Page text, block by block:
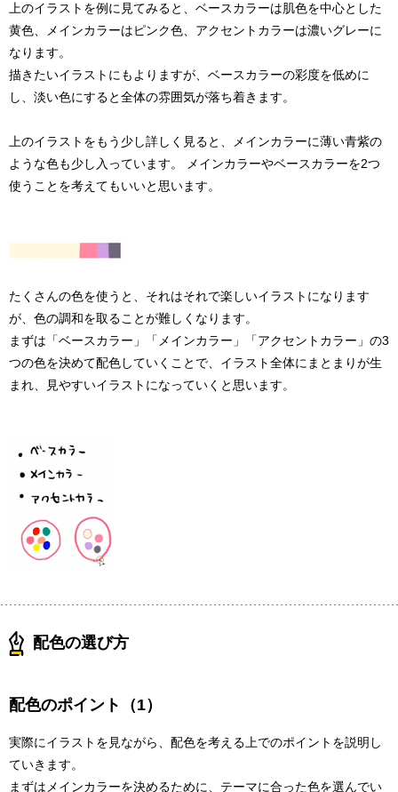
上のイラストを例に見てみると、ベースカラーは肌色を中心とした
黄色、メインカラーはピンク色、アクセントカラーは濃いグレーに
なります。
描きたいイラストにもよりますが、ベースカラーの彩度を低めに
し、淡い色にすると全体の雰囲気が落ち着きます。
上のイラストをもう少し詳しく見ると、メインカラーに薄い青紫の
ような色も少し入っています。 メインカラーやベースカラーを2つ
使うことを考えてもいいと思います。
たくさんの色を使うと、それはそれで楽しいイラストになります
が、色の調和を取ることが難しくなります。
まずは「ベースカラー」「メインカラー」「アクセントカラー」の3
つの色を決めて配色していくことで、イラスト全体にまとまりが生
まれ、見やすいイラストになっていくと思います。
配色の選び方
配色のポイント（1）
実際にイラストを見ながら、配色を考える上でのポイントを説明し
ていきます。
まずはメインカラーを決めるために、テーマに合った色を選んでい